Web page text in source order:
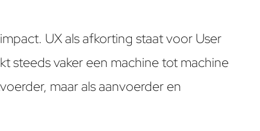
UX als afkorting staat voor User
steeds vaker een machine tot machine
maar als aanvoerder en